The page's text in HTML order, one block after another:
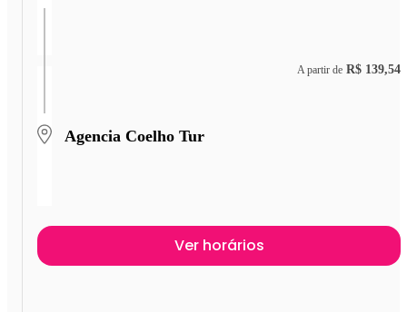
Agencia Coelho Tur
A partir de R$ 139,54
Ver horários